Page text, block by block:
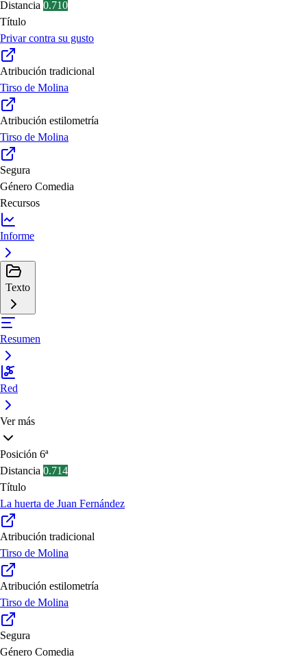
Distancia 0.710
Título
Privar contra su gusto
Atribución tradicional
Tirso de Molina
Atribución estilometría
Tirso de Molina
Segura
Género Comedia
Recursos
Informe
Texto
Resumen
Red
Ver más
Posición 6ª
Distancia 0.714
Título
La huerta de Juan Fernández
Atribución tradicional
Tirso de Molina
Atribución estilometría
Tirso de Molina
Segura
Género Comedia